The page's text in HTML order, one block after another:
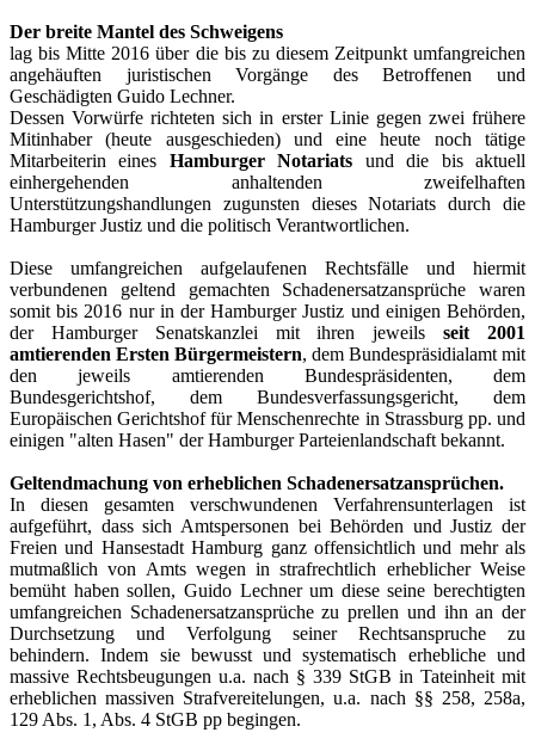
Der breite Mantel des Schweigens
lag bis Mitte 2016 über die bis zu diesem Zeitpunkt umfangreichen
angehäuften juristischen Vorgänge des Betroffenen und
Geschädigten Guido Lechner.
Dessen Vorwürfe richteten sich in erster Linie gegen zwei frühere
Mitinhaber (heute ausgeschieden) und eine heute noch tätige
Mitarbeiterin eines Hamburger Notariats und die bis aktuell
einhergehenden anhaltenden zweifelhaften
Unterstützungshandlungen zugunsten dieses Notariats durch die
Hamburger Justiz und die politisch Verantwortlichen.
Diese umfangreichen aufgelaufenen Rechtsfälle und hiermit
verbundenen geltend gemachten Schadenersatzansprüche waren
somit bis 2016 nur in der Hamburger Justiz und einigen Behörden,
der Hamburger Senatskanzlei mit ihren jeweilsseit 2001
amtierenden Ersten Bürgermeistern, dem Bundespräsidialamt mit
den jeweils amtierenden Bundespräsidenten, dem
Bundesgerichtshof, dem Bundesverfassungsgericht, dem
Europäischen Gerichtshof für Menschenrechte in Strassburg pp. und
einigen "alten Hasen" der Hamburger Parteienlandschaft bekannt.
Geltendmachung von erheblichen Schadenersatzansprüchen.
In diesen gesamten verschwundenen Verfahrensunterlagen ist
aufgeführt, dass sich Amtspersonen bei Behörden und Justiz der
Freien und Hansestadt Hamburg ganz offensichtlich und mehr als
mutmaßlich von Amts wegen in strafrechtlich erheblicher Weise
bemüht haben sollen, Guido Lechner um diese seine berechtigten
umfangreichen Schadenersatzansprüche zu prellen und ihn an der
Durchsetzung und Verfolgung seiner Rechtsanspruche zu
behindern. Indem sie bewusst und systematisch erhebliche und
massive Rechtsbeugungen u.a. nach § 339 StGB in Tateinheit mit
erheblichen massiven Strafvereitelungen, u.a. nach §§ 258, 258a,
129 Abs. 1, Abs. 4 StGB pp begingen.